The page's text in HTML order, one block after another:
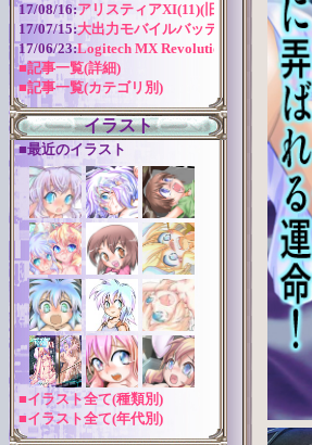
17/08/16:アリスティアXI(11)(旧版)
17/07/15:大出力モバイルバッテリー
17/06/23:Logitech MX Revolution バッテリー
■記事一覧(詳細)
■記事一覧(カテゴリ別)
イラスト
■最近のイラスト
■イラスト全て(種類別)
■イラスト全て(年代別)